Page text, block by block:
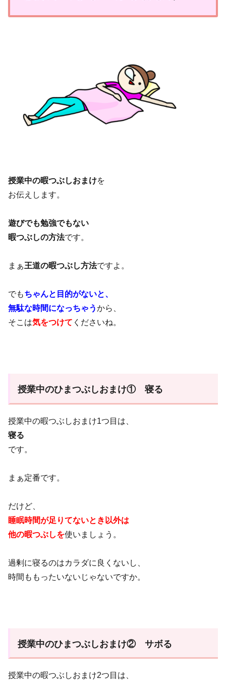
授業中の暇つぶしおまけを
お伝えします。
遊びでも勉強でもない
暇つぶしの方法です。
まぁ王道の暇つぶし方法ですよ。
でもちゃんと目的がないと、
無駄な時間になっちゃうから、
そこは気をつけて くださいね。
授業中のひまつぶしおまけ① 寝る
授業中の暇つぶしおまけ1つ目は、
寝る
です。
まぁ定番です。
だけど、
睡眠時間が足りてないとき以外は
他の暇つぶしを使いましょう。
過剰に寝るのはカラダに良くないし、
時間ももったいないじゃないですか。
授業中のひまつぶしおまけ② サボる
授業中の暇つぶしおまけ2つ目は、